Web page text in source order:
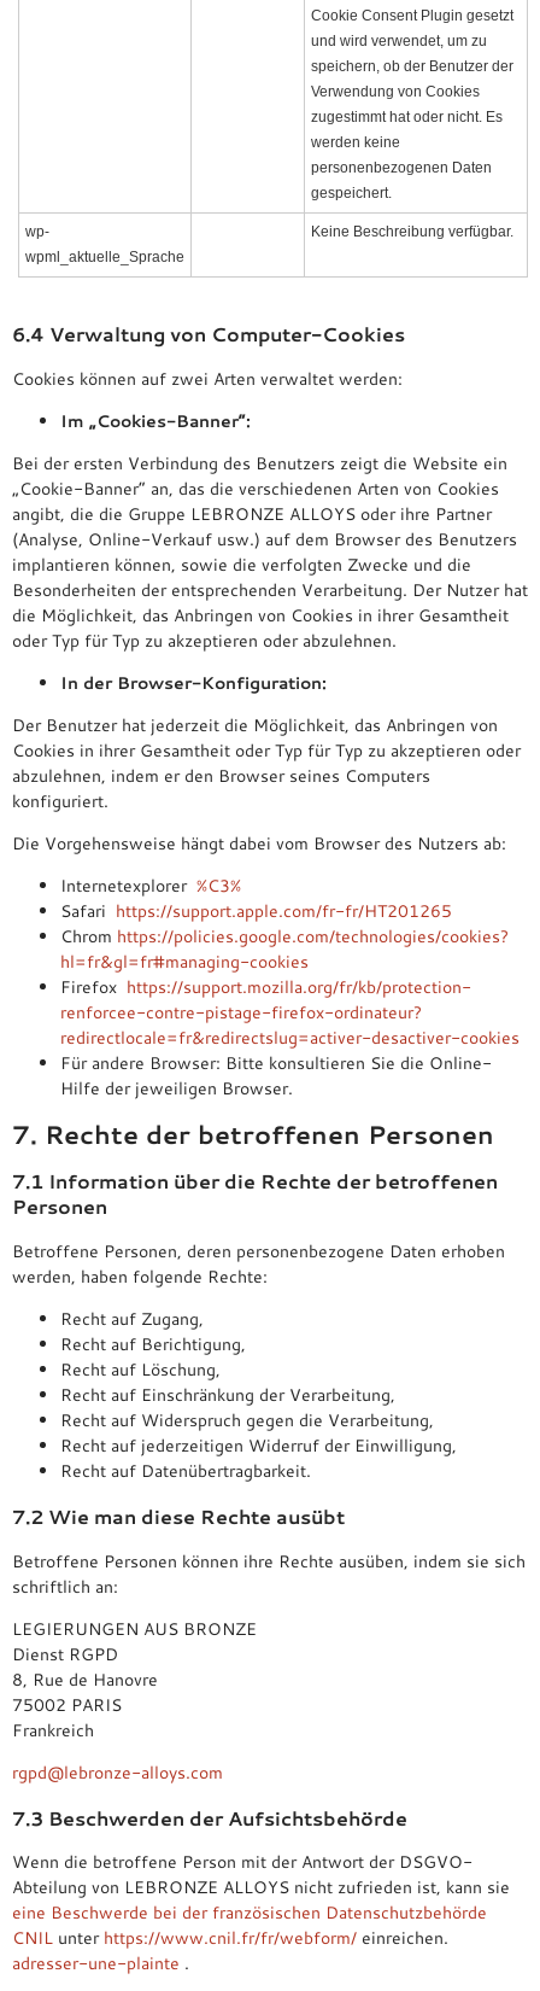
Cookie Consent Plugin gesetzt
und wird verwendet, um zu
speichern, ob der Benutzer der
Verwendung von Cookies
zugestimmt hat oder nicht. Es
werden keine
personenbezogenen Daten
gespeichert.
wp-
wpml_aktuelle_Sprache
Keine Beschreibung verfügbar.
6.4 Verwaltung von Computer-Cookies
Cookies können auf zwei Arten verwaltet werden:
Im „Cookies-Banner“:
Bei der ersten Verbindung des Benutzers zeigt die Website ein
„Cookie-Banner“ an, das die verschiedenen Arten von Cookies
angibt, die die Gruppe LEBRONZE ALLOYS oder ihre Partner
(Analyse, Online-Verkauf usw.) auf dem Browser des Benutzers
implantieren können, sowie die verfolgten Zwecke und die
Besonderheiten der entsprechenden Verarbeitung. Der Nutzer hat
die Möglichkeit, das Anbringen von Cookies in ihrer Gesamtheit
oder Typ für Typ zu akzeptieren oder abzulehnen.
In der Browser-Konfiguration:
Der Benutzer hat jederzeit die Möglichkeit, das Anbringen von
Cookies in ihrer Gesamtheit oder Typ für Typ zu akzeptieren oder
abzulehnen, indem er den Browser seines Computers
konfiguriert.
Die Vorgehensweise hängt dabei vom Browser des Nutzers ab:
Internetexplorer %C3%
Safari https://support.apple.com/fr-fr/HT201265
Chrom https://policies.google.com/technologies/cookies?
hl=fr&gl=fr#managing-cookies
Firefox https://support.mozilla.org/fr/kb/protection-
renforcee-contre-pistage-firefox-ordinateur?
redirectlocale=fr&redirectslug=activer-desactiver-cookies
Für andere Browser: Bitte konsultieren Sie die Online-
Hilfe der jeweiligen Browser.
7. Rechte der betroffenen Personen
7.1 Information über die Rechte der betroffenen
Personen
Betroffene Personen, deren personenbezogene Daten erhoben
werden, haben folgende Rechte:
Recht auf Zugang,
Recht auf Berichtigung,
Recht auf Löschung,
Recht auf Einschränkung der Verarbeitung,
Recht auf Widerspruch gegen die Verarbeitung,
Recht auf jederzeitigen Widerruf der Einwilligung,
Recht auf Datenübertragbarkeit.
7.2 Wie man diese Rechte ausübt
Betroffene Personen können ihre Rechte ausüben, indem sie sich
schriftlich an:
LEGIERUNGEN AUS BRONZE
Dienst RGPD
8, Rue de Hanovre
75002 PARIS
Frankreich
rgpd@lebronze-alloys.com
7.3 Beschwerden der Aufsichtsbehörde
Wenn die betroffene Person mit der Antwort der DSGVO-
Abteilung von LEBRONZE ALLOYS nicht zufrieden ist, kann sie
eine Beschwerde bei der französischen Datenschutzbehörde
CNIL unter https://www.cnil.fr/fr/webform/ einreichen.
adresser-une-plainte .